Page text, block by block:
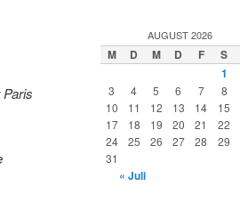
AUGUST 2026
M D M D F S
1
3 4 5 6 7 8
10
11 12 13 14 15
17
18 19 20 21 22
24
25 26 27 28 29
31
« Juli